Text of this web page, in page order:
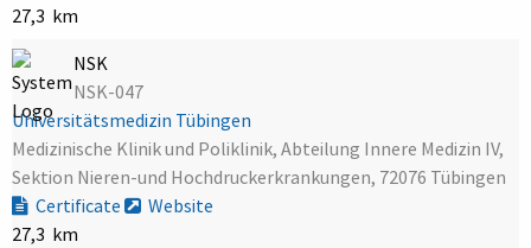
27,3 km
NSK
NSK-047
Universitätsmedizin Tübingen
Medizinische Klinik und Poliklinik, Abteilung Innere Medizin IV,
Sektion Nieren-und Hochdruckerkrankungen, 72076 Tübingen
Certificate
Website
27,3 km